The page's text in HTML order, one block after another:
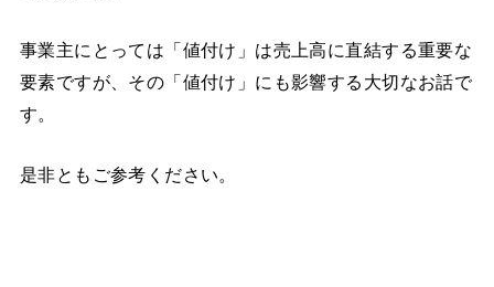
事業主にとっては「値付け」は売上高に直結する重要な
要素ですが、その「値付け」にも影響する大切なお話で
す。
是非ともご参考ください。